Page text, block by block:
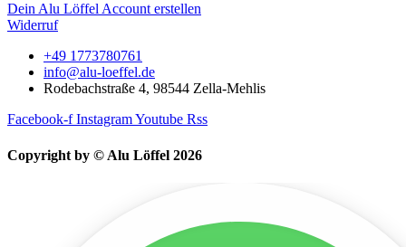
Dein Alu Löffel Account erstellen
Widerruf
+49 1773780761
info@alu-loeffel.de
Rodebachstraße 4, 98544 Zella-Mehlis
Facebook-f InstagramYoutube Rss
Copyright by © Alu Löffel 2026